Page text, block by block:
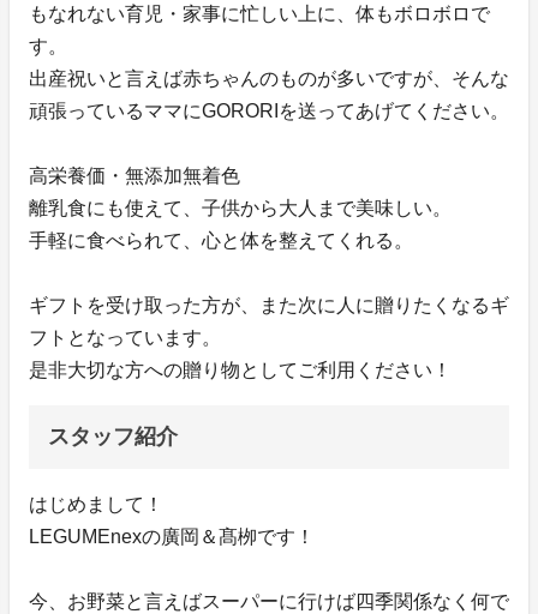
もなれない育児・家事に忙しい上に、体もボロボロで
す。
出産祝いと言えば赤ちゃんのものが多いですが、そんな
頑張っているママにGORORIを送ってあげてください。
高栄養価・無添加無着色
離乳食にも使えて、子供から大人まで美味しい。
手軽に食べられて、心と体を整えてくれる。
ギフトを受け取った方が、また次に人に贈りたくなるギ
フトとなっています。
是非大切な方への贈り物としてご利用ください！
スタッフ紹介
はじめまして！
LEGUMEnexの廣岡＆髙栁です！
今、お野菜と言えばスーパーに行けば四季関係なく何で